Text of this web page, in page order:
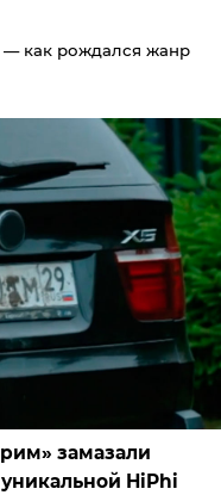
как рождался жанр
замазали
HiPhi